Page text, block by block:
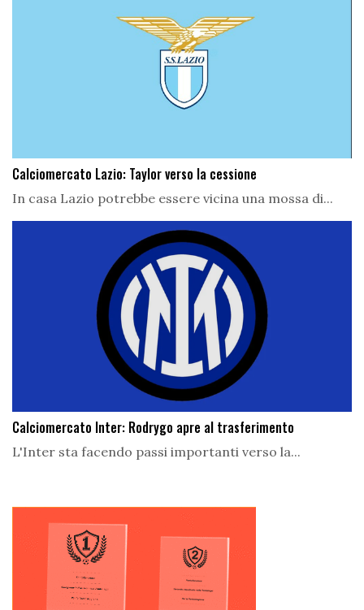
Calciomercato Lazio: Taylor verso la cessione
In casa Lazio potrebbe essere vicina una mossa di...
Calciomercato Inter: Rodrygo apre al trasferimento
L'Inter sta facendo passi importanti verso la...